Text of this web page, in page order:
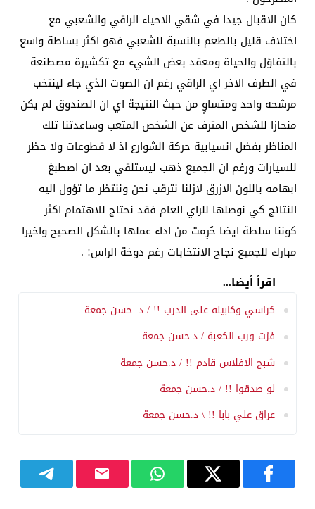
كان الاقبال جيدا في شقي الاحياء الراقي والشعبي مع
اختلاف قليل بالطعم بالنسبة للشعبي فهو اكثر بساطة واسع
بالتفاؤل والحياة ومعقد بعض الشيء مع تكشيرة مصطنعة
في الطرف الاخر اي الراقي رغم ان الصوت الذي جاء لينتخب
مرشحه واحد ومتساوٍ من حيث النتيجة اي ان الصندوق لم يكن
منحازا للشخص المترف عن الشخص المتعب وساعدتنا تلك
المناظر بفضل انسيابية حركة الشوارع اذ لا قطوعات ولا حظر
للسيارات ورغم ان الجميع ذهب ليستلقي بعد ان اصطبغ
ابهامه باللون الازرق لازلنا نترقب نحن وننتظر ما تؤول اليه
النتائج كي نوصلها للراي العام فقد نحتاج للاهتمام اكثر
كوننا سلطة ايضا حُرِمت من اداء عملها بالشكل الصحيح واخيرا
مبارك للجميع نجاح الانتخابات رغم دوخة الراس! .
اقرأ أيضا...
كراسي وكابينه على الدرب !! / د. حسن جمعة
فزت ورب الكعبة / د.حسن جمعة
شبح الافلاس قادم !! / د.حسن جمعة
لو صدقوا !! / د.حسن جمعة
عراق علي بابا !! \ د.حسن جمعة